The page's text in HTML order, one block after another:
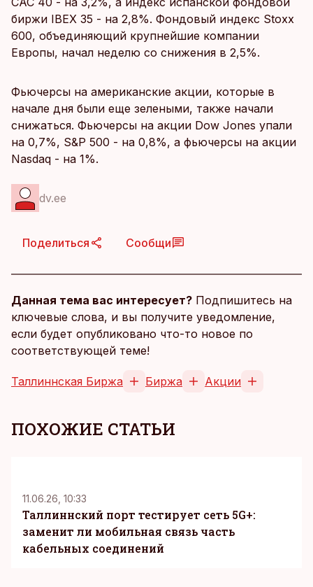
биржи IBEX 35 - на 2,8%. Фондовый индекс Stoxx
600, объединяющий крупнейшие компании
Европы, начал неделю со снижения в 2,5%.
Фьючерсы на американские акции, которые в
начале дня были еще зелеными, также начали
снижаться. Фьючерсы на акции Dow Jones упали
на 0,7%, S&P 500 - на 0,8%, а фьючерсы на акции
Nasdaq - на 1%.
dv.ee
Поделиться Сообщи
Данная тема вас интересует? Подпишитесь на
ключевые слова, и вы получите уведомление,
если будет опубликовано что-то новое по
соответствующей теме!
Таллиннская Биржа Биржа Акции
ПОХОЖИЕ СТАТЬИ
11.06.26, 10:33
Таллиннский порт тестирует сеть 5G+:
заменит ли мобильная связь часть
кабельных соединений